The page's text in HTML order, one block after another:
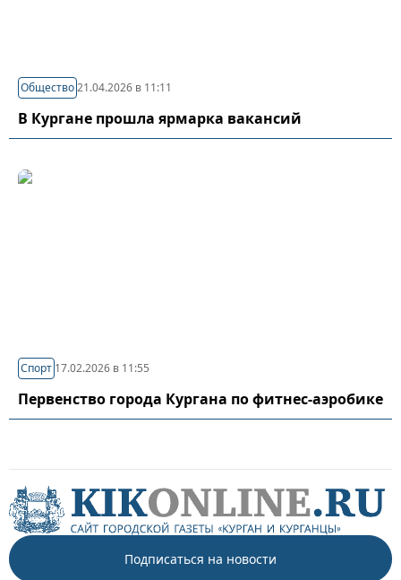
Общество21.04.2026 в 11:11
В Кургане прошла ярмарка вакансий
Спорт 17.02.2026 в 11:55
Первенство города Кургана по фитнес-аэробике
Подписаться на новости